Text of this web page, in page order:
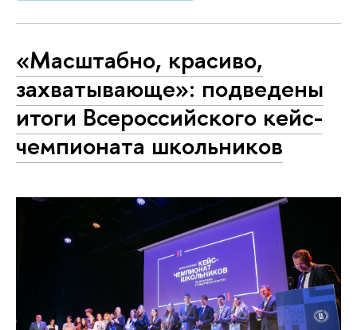
«Масштабно, красиво,
захватывающе»: подведены
итоги Всероссийского кейс-
чемпионата школьников